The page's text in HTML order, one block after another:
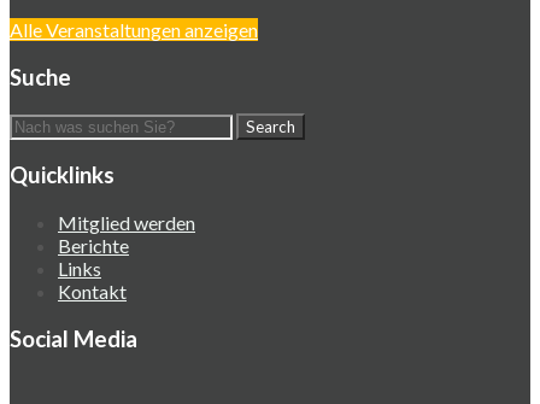
Alle Veranstaltungen anzeigen
Suche
Quicklinks
Mitglied werden
Berichte
Links
Kontakt
Social Media